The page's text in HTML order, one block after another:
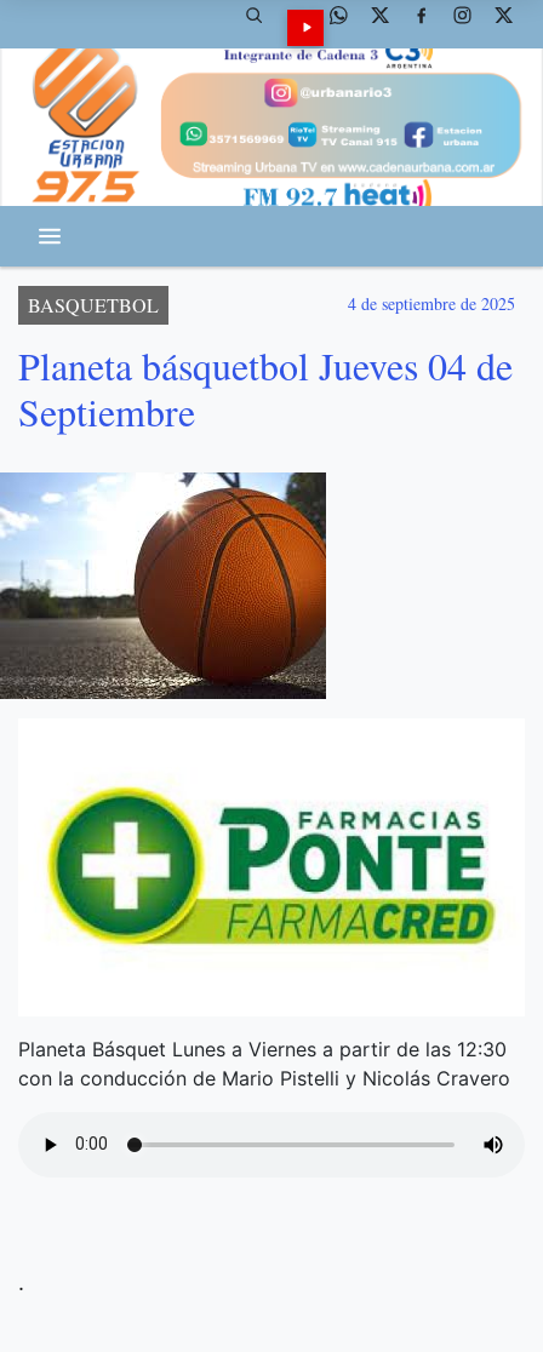
BASQUETBOL 4 de septiembre de 2025
Planeta básquetbol Jueves 04 de
Septiembre
Planeta Básquet Lunes a Viernes a partir de las 12:30
con la conducción de Mario Pistelli y Nicolás Cravero
.